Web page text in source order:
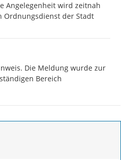
Angelegenheit wird zeitnah
Ordnungsdienst der Stadt
Die Meldung wurde zur
Bereich